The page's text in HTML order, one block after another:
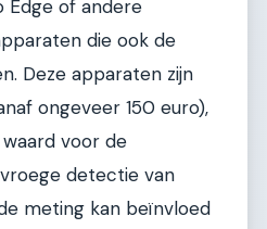
Edge of andere
die ook de
Deze apparaten zijn
ongeveer 150 euro),
voor de
detectie van
meting kan beïnvloed